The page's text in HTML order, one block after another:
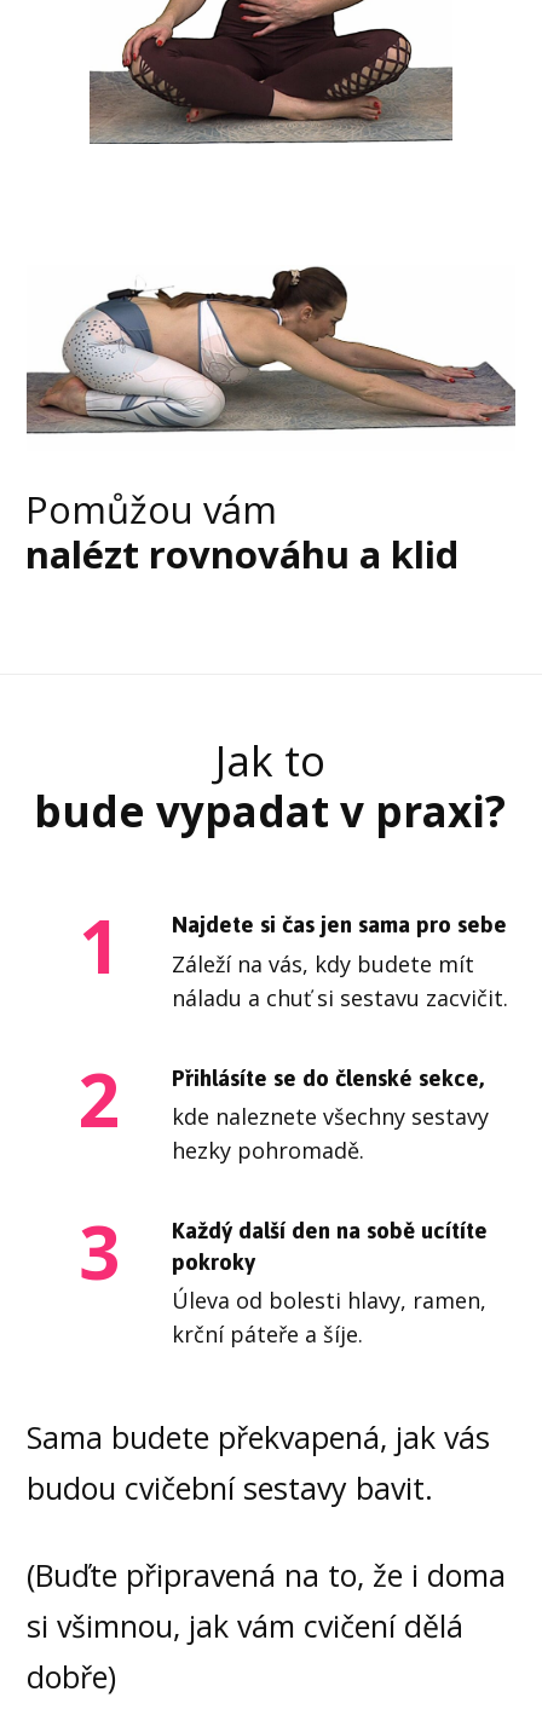
Pomůžou vám
nalézt rovnováhu a klid
Jak to
bude vypadat v praxi?
1 Najdete si čas jen sama pro sebe
Záleží na vás, kdy budete mít
náladu a chuť si sestavu zacvičit.
2 Přihlásíte se do členské sekce,
kde naleznete všechny sestavy
hezky pohromadě.
3 Každý další den na sobě ucítíte
pokroky
Úleva od bolesti hlavy, ramen,
krční páteře a šíje.
Sama budete překvapená, jak vás
budou cvičební sestavy bavit.
(Buďte připravená na to, že i doma
si všimnou, jak vám cvičení dělá
dobře)